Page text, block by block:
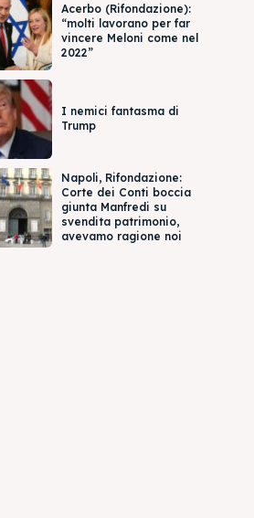
Acerbo (Rifondazione):
“molti lavorano per far
vincere Meloni come nel
2022”
I nemici fantasma di
Trump
Napoli, Rifondazione:
Corte dei Conti boccia
giunta Manfredi su
svendita patrimonio,
avevamo ragione noi